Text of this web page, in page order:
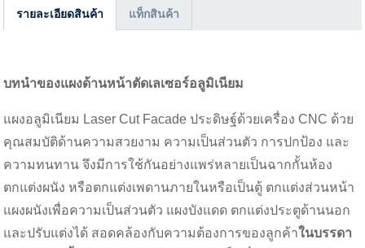
รายละเอียดสินค้า แท็กสินค้า
บทนำของแผงด้านหน้าตัดเลเซอร์อลูมิเนียม
แผงอลูมิเนียม Laser Cut Facade ประดิษฐ์ด้วยเครื่อง CNC ด้วย
คุณสมบัติด้านความสวยงาม ความเป็นส่วนตัว การปกป้อง และ
ความทนทาน จึงมีการใช้กันอย่างแพร่หลายเป็นฉากกั้นห้อง
ตกแต่งผนัง หรือตกแต่งเพดานภายในหรือเป็นตู้ ตกแต่งส่วนหน้า
แผงผนังเพื่อความเป็นส่วนตัว แผงบังแดด ตกแต่งประตูด้านนอก
และปรับแต่งได้ สอดคล้องกับความต้องการของลูกค้าในบรรดา